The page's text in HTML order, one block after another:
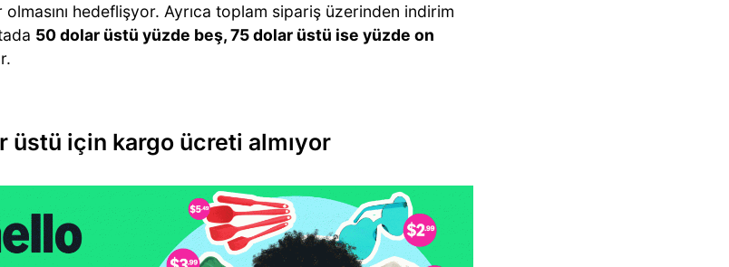
hedeflişyor. Ayrıca toplam sipariş üzerinden indirim
50 dolar üstü yüzde beş, 75 dolar üstü ise yüzde on
üstü için kargo ücreti almıyor